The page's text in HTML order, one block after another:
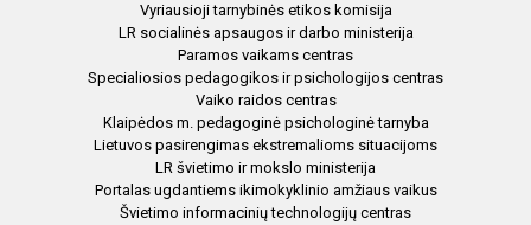
Vyriausioji tarnybinės etikos komisija
LR socialinės apsaugos ir darbo ministerija
Paramos vaikams centras
Specialiosios pedagogikos ir psichologijos centras
Vaiko raidos centras
Klaipėdos m. pedagoginė psichologinė tarnyba
Lietuvos pasirengimas ekstremalioms situacijoms
LR švietimo ir mokslo ministerija
Portalas ugdantiems ikimokyklinio amžiaus vaikus
Švietimo informacinių technologijų centras